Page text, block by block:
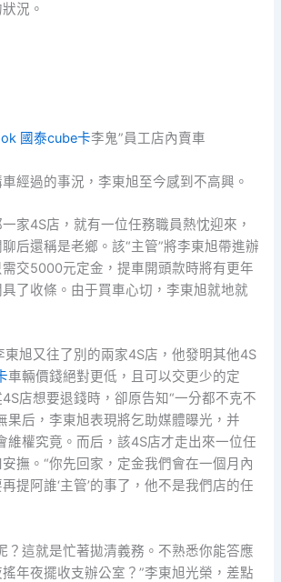
況。
國泰cube卡李鬼”員工店內賣車
經過的事況，李東旭至今感到不高興。
家4S店，就有一位任務職員熱忱迎來，
后還稱是老鄉。該“主管”將李東旭帶進辦
交5000元定金，提車開頭款時將有更年
了收條。由于買車心切，李東旭就地就
東旭又往了別的兩家4S店，他發明其他4S
車輛價錢絕對更低，且可以交更少的定
店想要退錢時，卻原告知“一分都不克不
果后，李東旭表現將乞助媒體曝光，并
維權究竟。而后，該4S店才走出來一位任
撫。“你先回家，定金我們會在一個月內
提阿誰‘主管’的事了，他不是我們店的任
？這就是忙著拋清義務。不熟悉你能答應
年夜擺收支辦公室？”李東旭光榮，差點